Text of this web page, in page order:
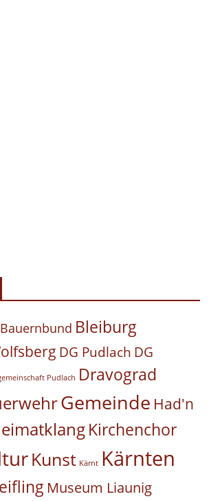
Bauernbund Bleiburg
DG Pudlach DG
Pudlach Dravograd
Gemeinde Had'n
Kirchenchor
Kunst Kärnt Kärnten
Museum Liaunig